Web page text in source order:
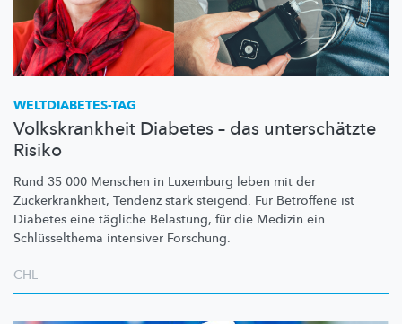
WELTDIABETES-TAG
Volkskrankheit Diabetes – das unterschätzte
Risiko
Rund 35 000 Menschen in Luxemburg leben mit der
Zuckerkrankheit, Tendenz stark steigend. Für Betroffene ist
Diabetes eine tägliche Belastung, für die Medizin ein
Schlüsselthema intensiver Forschung.
CHL